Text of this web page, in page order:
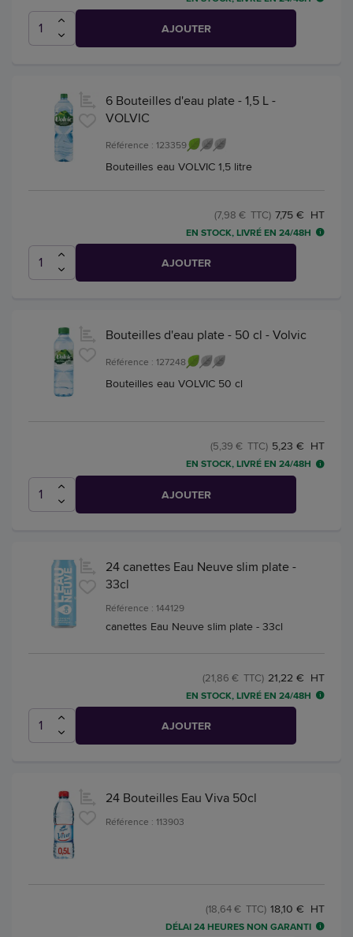
AJOUTER
6 Bouteilles d'eau plate - 1,5 L -
VOLVIC
Référence : 123359
Bouteilles eau VOLVIC 1,5 litre
7,75 € HT
(7,98 € TTC)
EN STOCK, LIVRÉ EN 24/48H
AJOUTER
Bouteilles d'eau plate - 50 cl - Volvic
Référence : 127248
Bouteilles eau VOLVIC 50 cl
5,23 € HT
(5,39 € TTC)
EN STOCK, LIVRÉ EN 24/48H
AJOUTER
24 canettes Eau Neuve slim plate -
33cl
Référence : 144129
canettes Eau Neuve slim plate - 33cl
21,22 € HT
(21,86 € TTC)
EN STOCK, LIVRÉ EN 24/48H
AJOUTER
24 Bouteilles Eau Viva 50cl
Référence : 113903
18,10 € HT
(18,64 € TTC)
DÉLAI 24 HEURES NON GARANTI